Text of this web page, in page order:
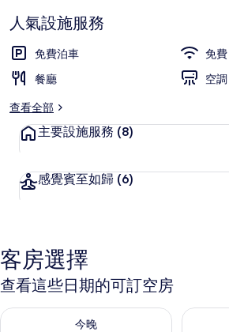
人氣設施服務
免費泊車
免
餐廳
空調
查看全部
主要設施服務 (8)
感覺賓至如歸 (6)
客房選擇
查看這些日期的可訂空房
今晚
查看今晚 8月 6 - 8月 7的可訂空房查看明